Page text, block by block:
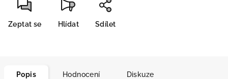
Zeptat se Hlídat Sdílet
Popis Hodnocení Diskuze